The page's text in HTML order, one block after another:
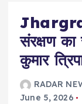
संरक्षण का
कुमार
RADAR
June 5, 2026